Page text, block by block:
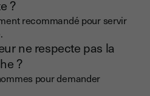
?
recommandé pour servir
ne respecte pas la
?
pour demander